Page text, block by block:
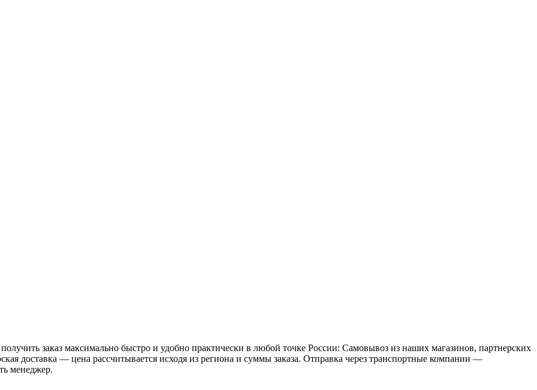
заказ максимально быстро и удобно практически в любой точке России: Самовывоз из наших магазинов, партнерских
доставка — цена рассчитывается исходя из региона и суммы заказа. Отправка через транспортные компании —
менеджер.